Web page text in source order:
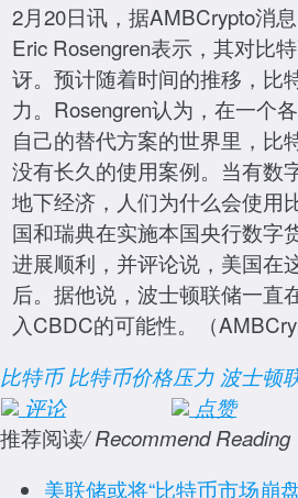
2月20日讯，据AMBCrypto消
Eric Rosengren表示，其对比
讶。预计随着时间的推移，比
力。Rosengren认为，在一个
自己的替代方案的世界里，比
没有长久的使用案例。当有数
地下经济，人们为什么会使用
国和瑞典在实施本国央行数字
进展顺利，并评论说，美国在
后。据他说，波士顿联储一直
入CBDC的可能性。（
比特币 比特币价格压力 波士顿
评论
点赞
推荐阅读/ Recommend Reading
美联储或将“比特币市场崩